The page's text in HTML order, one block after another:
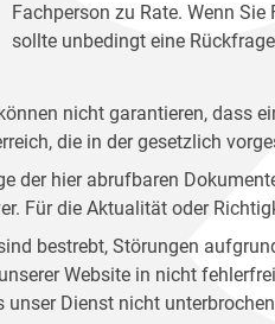
Fachperson zu Rate. Wenn
sollte unbedingt eine
nicht garantieren, dass
die in der gesetzlich
der hier abrufbaren
Für die Aktualität oder
bestrebt, Störungen
Website in nicht
unser Dienst nicht